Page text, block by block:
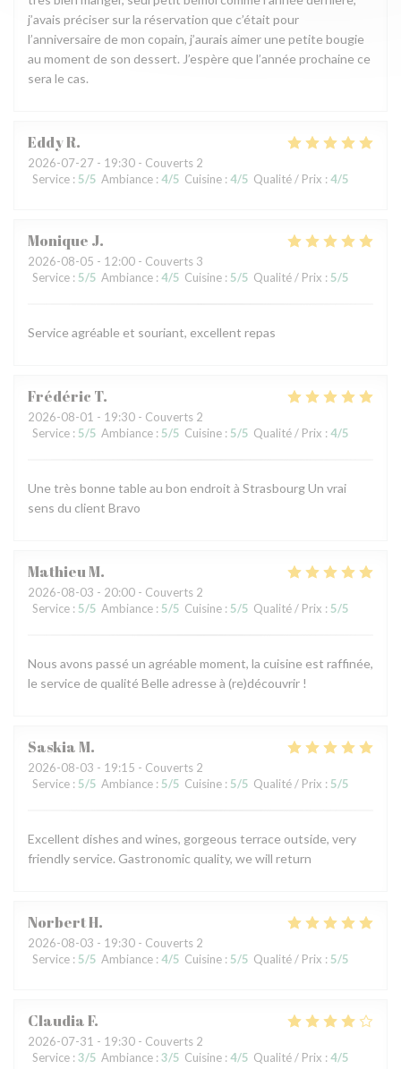
j’avais préciser sur la réservation que c’était pour
l’anniversaire de mon copain, j’aurais aimer une petite bougie
au moment de son dessert. J’espère que l’année prochaine ce
sera le cas.
EddyR
2026-07-27 - 19:30 - Couverts 2
Service : 5/5 Ambiance : 4/5 Cuisine : 4/5 Qualité / Prix : 4/5
Monique J
2026-08-05 - 12:00 - Couverts 3
Service : 5/5 Ambiance : 4/5 Cuisine : 5/5 Qualité / Prix : 5/5
Service agréable et souriant, excellent repas
Frédéric T
2026-08-01 - 19:30 - Couverts 2
Service : 5/5 Ambiance : 5/5 Cuisine : 5/5 Qualité / Prix : 4/5
Une très bonne table au bon endroit à Strasbourg Un vrai
sens du client Bravo
MathieuM
2026-08-03 - 20:00 - Couverts 2
Service : 5/5 Ambiance : 5/5 Cuisine : 5/5 Qualité / Prix : 5/5
Nous avons passé un agréable moment, la cuisine est raffinée,
le service de qualité Belle adresse à (re)découvrir !
SaskiaM
2026-08-03 - 19:15 - Couverts 2
Service : 5/5 Ambiance : 5/5 Cuisine : 5/5 Qualité / Prix : 5/5
Excellent dishes and wines, gorgeous terrace outside, very
friendly service. Gastronomic quality, we will return
NorbertH
2026-08-03 - 19:30 - Couverts 2
Service : 5/5 Ambiance : 4/5 Cuisine : 5/5 Qualité / Prix : 5/5
ClaudiaF
2026-07-31 - 19:30 - Couverts 2
Service : 3/5 Ambiance : 3/5 Cuisine : 4/5 Qualité / Prix : 4/5